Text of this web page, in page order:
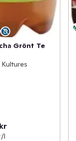
Grönt Te
/l